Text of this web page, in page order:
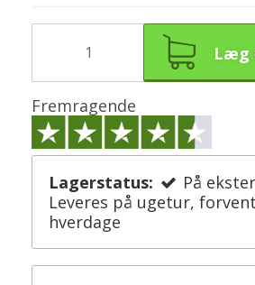
Læg
Fremragende
Lagerstatus:
På
Leveres på ugetur,
hverdage